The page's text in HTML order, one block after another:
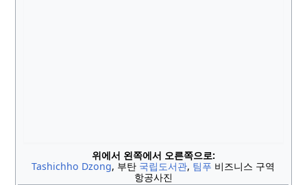
위에서 왼쪽에서 오른쪽으로:
Tashichho Dzong, 부탄 국립도서관, 팀푸 비즈니스 구역
항공사진